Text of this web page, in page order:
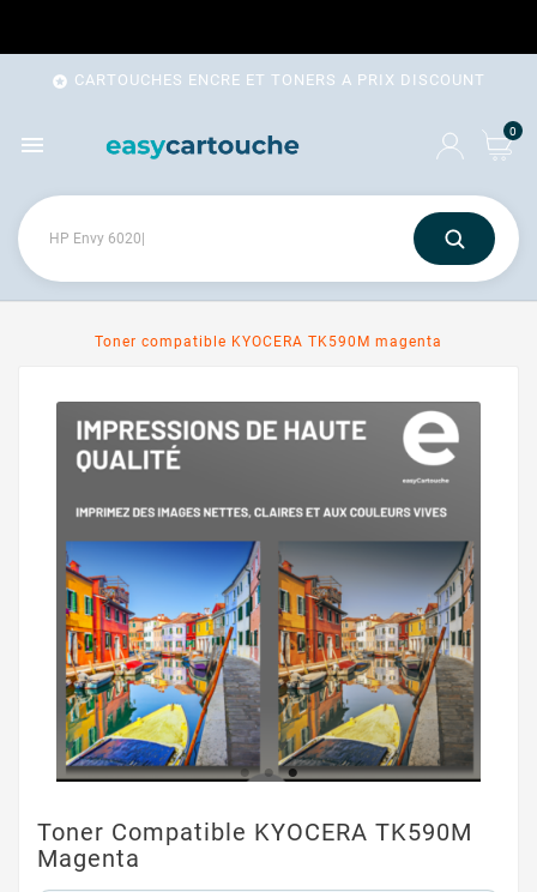
 CARTOUCHES ENCRE ET TONERS A PRIX DISCOUNT
 0
Toner compatible KYOCERA TK590M magenta
Toner Compatible KYOCERA TK590M
Magenta